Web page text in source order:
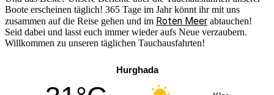
Boote erscheinen täglich! 365 Tage im Jahr könnt ihr mit uns
zusammen auf die Reise gehen und im Roten Meer abtauchen!
Seid dabei und lasst euch immer wieder aufs Neue verzaubern.
Willkommen zu unseren täglichen Tauchausfahrten!
Hurghada